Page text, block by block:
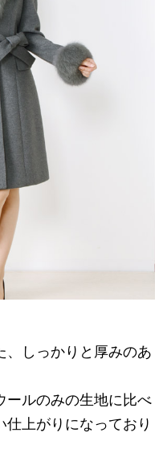
、しっかりと厚みのあ
ールのみの生地に比べ
上がりになっており